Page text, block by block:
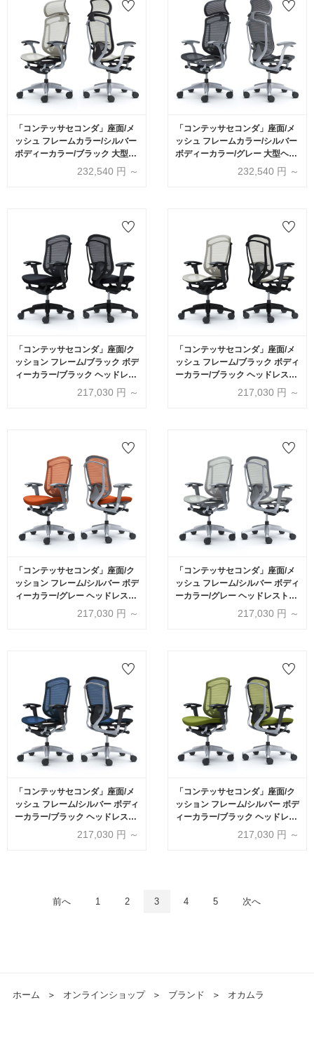
「コンテッサセコンダ」座面/メ
ッシュ フレームカラー/シルバー
ボディーカラー/ブラック 大型ヘ
ッドレスト デザインアーム 張地
全13色 ランバーサポート有・無
232,540 円 ～
「コンテッサセコンダ」座面/メ
ッシュ フレームカラー/シルバー
ボディーカラー/グレー 大型ヘッ
ドレスト デザインアーム 張地全
13色 ランバーサポート有・無
232,540 円 ～
「コンテッサセコンダ」座面/ク
ッション フレーム/ブラック ボデ
ィーカラー/ブラック ヘッドレス
ト無し 張地全13色 ランバーサポ
ート有・無【受注生産品】
217,030 円 ～
「コンテッサセコンダ」座面/メ
ッシュ フレーム/ブラック ボディ
ーカラー/ブラック ヘッドレスト
無し 張地全13色 ランバーサポー
ト有・無【受注生産品】
217,030 円 ～
「コンテッサセコンダ」座面/ク
ッション フレーム/シルバー ボデ
ィーカラー/グレー ヘッドレスト
無し 張地全13色 ランバーサポー
ト有・無【受注生産品】
217,030 円 ～
「コンテッサセコンダ」座面/メ
ッシュ フレーム/シルバー ボディ
ーカラー/グレー ヘッドレスト無
し 張地全13色 ランバーサポート
有・無【受注生産品】
217,030 円 ～
「コンテッサセコンダ」座面/メ
ッシュ フレーム/シルバー ボディ
ーカラー/ブラック ヘッドレスト
無し 張地全13色 ランバーサポー
ト有・無【受注生産品】
217,030 円 ～
「コンテッサセコンダ」座面/ク
ッション フレーム/シルバー ボデ
ィーカラー/ブラック ヘッドレス
ト無し 張地全13色 ランバーサポ
ート有・無【受注生産品】
217,030 円 ～
前へ 1 2 3 4 5 次へ
ホーム ＞ オンラインショップ ＞ ブランド ＞ オカムラ